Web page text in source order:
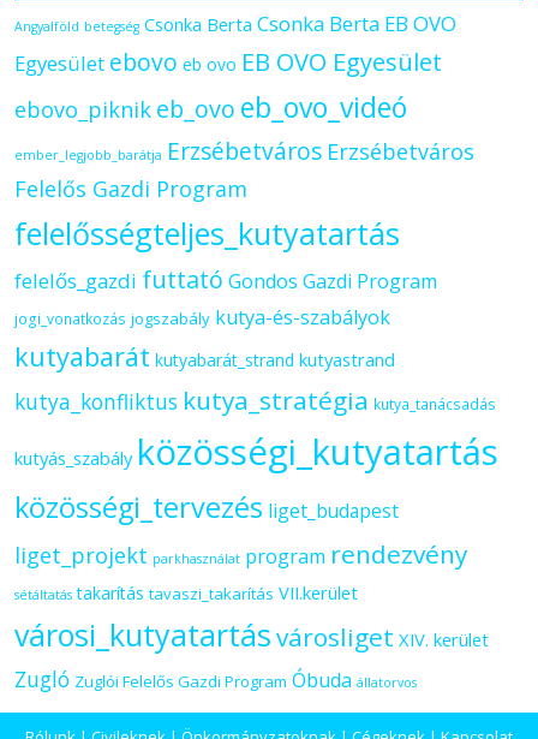
Angyalföld betegség Csonka Berta Csonka Berta EB OVO
Egyesület ebovo eb ovo EB OVO Egyesület
ebovo_piknik eb_ovo eb_ovo_videó
ember_legjobb_barátja Erzsébetváros Erzsébetváros
Felelős Gazdi Program
felelősségteljes_kutyatartás
felelős_gazdi futtató Gondos Gazdi Program
jogi_vonatkozás jogszabály kutya-és-szabályok
kutyabarát kutyabarát_strand kutyastrand
kutya_konfliktus kutya_stratégia kutya_tanácsadás
kutyás_szabály közösségi_kutyatartás
közösségi_tervezés liget_budapest
liget_projekt parkhasználat program rendezvény
sétáltatás takarítás tavaszi_takarítás VII.kerület
városi_kutyatartásvárosliget XIV. kerület
Zugló Zuglói Felelős Gazdi Program Óbuda állatorvos